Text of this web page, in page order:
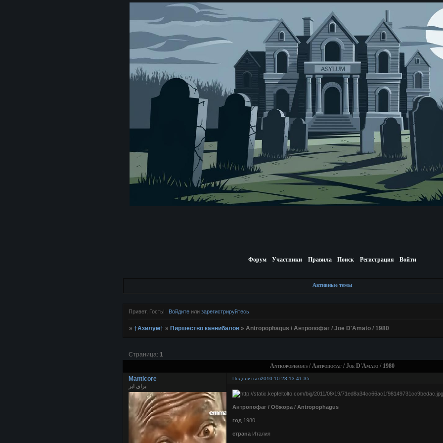
Форум Участники Правила Поиск Регистрация Войти
Активные темы
Привет, Гость! Войдите или зарегистрируйтесь
» †Азилум† » Пиршество каннибалов » Antropophagus / Антропофаг / Joe D'Amato / 1980
Antropophagus / Антропофаг / Joe D'Amato / 1980
Страница: 1
Поделиться2010-10-23 13:41:35
Manticore
برای ایر
Антропофаг / Обжора / Antropophagus
год 1980
странаИталия